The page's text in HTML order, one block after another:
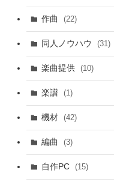
作曲 (22)
同人ノウハウ (31)
楽曲提供 (10)
楽譜 (1)
機材 (42)
編曲 (3)
自作PC (15)